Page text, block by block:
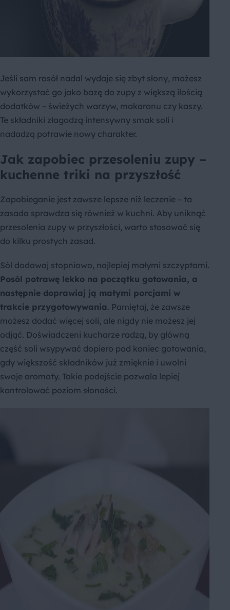
Jeśli sam rosół nadal wydaje się zbyt słony, możesz
wykorzystać go jako bazę do zupy z większą ilością
dodatków – świeżych warzyw, makaronu czy kaszy.
Te składniki złagodzą intensywny smak soli i
nadadzą potrawie nowy charakter.
Jak zapobiec przesoleniu zupy –
kuchenne triki na przyszłość
Zapobieganie jest zawsze lepsze niż leczenie – ta
zasada sprawdza się również w kuchni. Aby uniknąć
przesolenia zupy w przyszłości, warto stosować się
do kilku prostych zasad.
Sól dodawaj stopniowo, najlepiej małymi szczyptami.
Posól potrawę lekko na początku gotowania, a
następnie doprawiaj ją małymi porcjami w
trakcie przygotowywania. Pamiętaj, że zawsze
możesz dodać więcej soli, ale nigdy nie możesz jej
odjąć. Doświadczeni kucharze radzą, by główną
część soli wsypywać dopiero pod koniec gotowania,
gdy większość składników już zmięknie i uwolni
swoje aromaty. Takie podejście pozwala lepiej
kontrolować poziom słoności.